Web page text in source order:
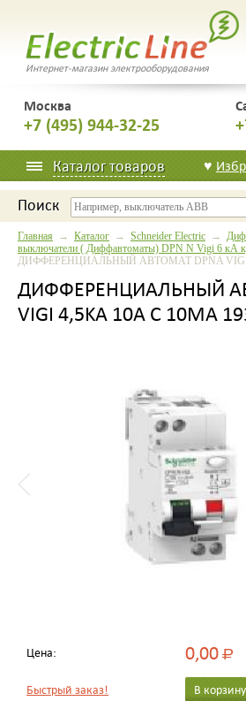
Интернет-магазин электрооборудования
Москва
+7 (495) 944-32-25
Каталог товаров ♥
Поиск
Главная → Каталог → Schneider Electric →
выключатели ( Диффавтоматы) DPN N Vigi 6 кА
ДИФФЕРЕНЦИАЛЬНЫЙ АВТОМАТ DPNA VIGI
ДИФФЕРЕНЦИАЛЬНЫЙ
VIGI 4,5KA 10A C 10МА
Цена: 0,00Р
Быстрый заказ! В корзину